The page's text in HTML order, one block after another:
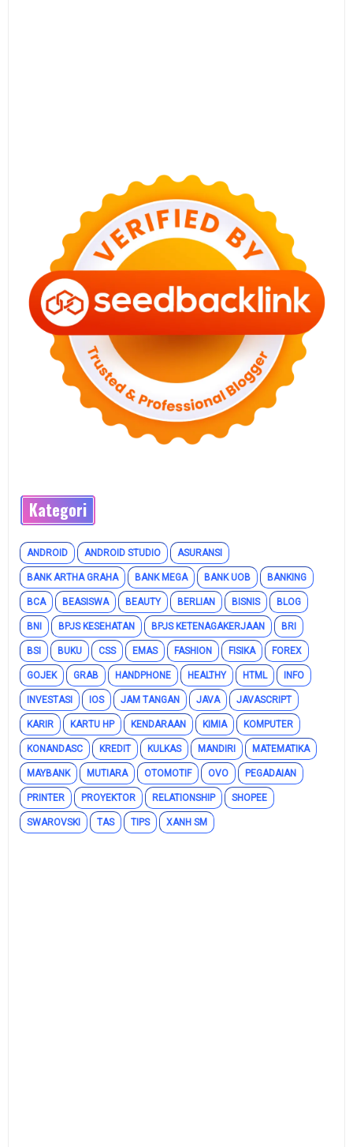
Kategori
ANDROID ANDROID STUDIO ASURANSI
BANK ARTHA GRAHA BANK MEGA BANK UOB BANKING
BCA BEASISWA BEAUTY BERLIAN BISNIS BLOG
BNI BPJS KESEHATAN BPJS KETENAGAKERJAAN BRI
BSI BUKU CSS EMAS FASHION FISIKA FOREX
GOJEK GRAB HANDPHONE HEALTHY HTML INFO
INVESTASI IOS JAM TANGAN JAVA JAVASCRIPT
KARIR KARTU HP KENDARAAN KIMIA KOMPUTER
KONANDASC KREDIT KULKAS MANDIRI MATEMATIKA
MAYBANK MUTIARA OTOMOTIF OVO PEGADAIAN
PRINTER PROYEKTOR RELATIONSHIP SHOPEE
SWAROVSKI TAS TIPS XANH SM